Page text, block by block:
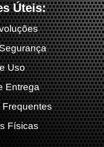
Úteis:
Uso
Entrega
Frequentes
Físicas